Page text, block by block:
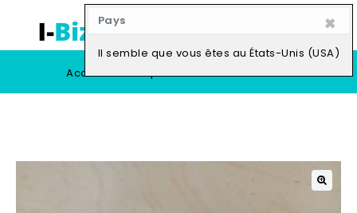
Pays ×
Il semble que vous êtes au États-Unis (USA)
0
Accueil Boutique Vendre